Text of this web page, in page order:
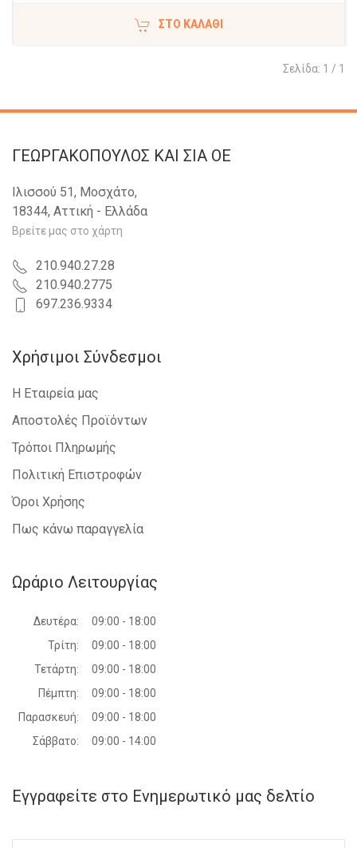
ΣΤΟ ΚΑΛΆΘΙ
Σελίδα: 1 / 1
ΓΕΩΡΓΑΚΟΠΟΥΛΟΣ KAI ΣΙΑ OE
Ιλισσού 51, Μοσχάτο,
18344, Αττική - Ελλάδα
Βρείτε μας στο χάρτη
210.940.27.28
210.940.2775
697.236.9334
Χρήσιμοι Σύνδεσμοι
Η Εταιρεία μας
Αποστολές Προϊόντων
Τρόποι Πληρωμής
Πολιτική Επιστροφών
Όροι Χρήσης
Πως κάνω παραγγελία
Ωράριο Λειτουργίας
Δευτέρα:
09:00 - 18:00
Τρίτη:
09:00 - 18:00
Τετάρτη:
09:00 - 18:00
Πέμπτη:
09:00 - 18:00
Παρασκευή:
09:00 - 18:00
Σάββατο:
09:00 - 14:00
Εγγραφείτε στο Ενημερωτικό μας δελτίο